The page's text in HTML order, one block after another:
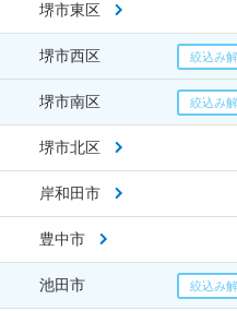
堺市東区
堺市西区
堺市南区
堺市北区
岸和田市
豊中市
池田市